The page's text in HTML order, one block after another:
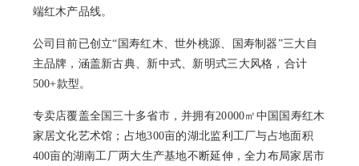
端红木产品线。
公司目前已创立“国寿红木、世外桃源、国寿制器”三大自
主品牌，涵盖新古典、新中式、新明式三大风格，合计
500+款型。
专卖店覆盖全国三十多省市，并拥有20000㎡中国国寿红木
家居文化艺术馆；占地300亩的湖北监利工厂与占地面积
400亩的湖南工厂两大生产基地不断延伸，全力布局家居市